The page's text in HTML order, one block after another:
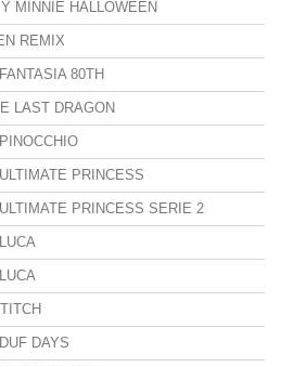
MINNIE HALLOWEEN
REMIX
80TH
LAST DRAGON
PRINCESS
PRINCESS SERIE 2
DAYS